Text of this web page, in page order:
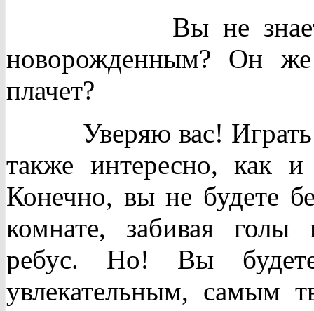
Вы не
новорожденным? Он
плачет?
Уверяю вас! Играть
также интересно, как
Конечно, вы не будете
комнате, забивая
ребус. Но! Вы
увлекательным, самым